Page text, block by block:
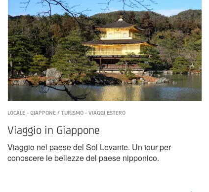
LOCALE - GIAPPONE / TURISMO - VIAGGI ESTERO
Viaggio in Giappone
Viaggio nel paese del Sol Levante. Un tour per
conoscere le bellezze del paese nipponico.